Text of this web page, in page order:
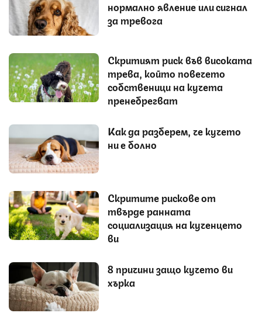
нормално явление или сигнал
за тревога
Скритият риск във високата
трева, който повечето
собственици на кучета
пренебрегват
Как да разберем, че кучето
ни е болно
Скритите рискове от
твърде ранната
социализация на кученцето
ви
8 причини защо кучето ви
хърка